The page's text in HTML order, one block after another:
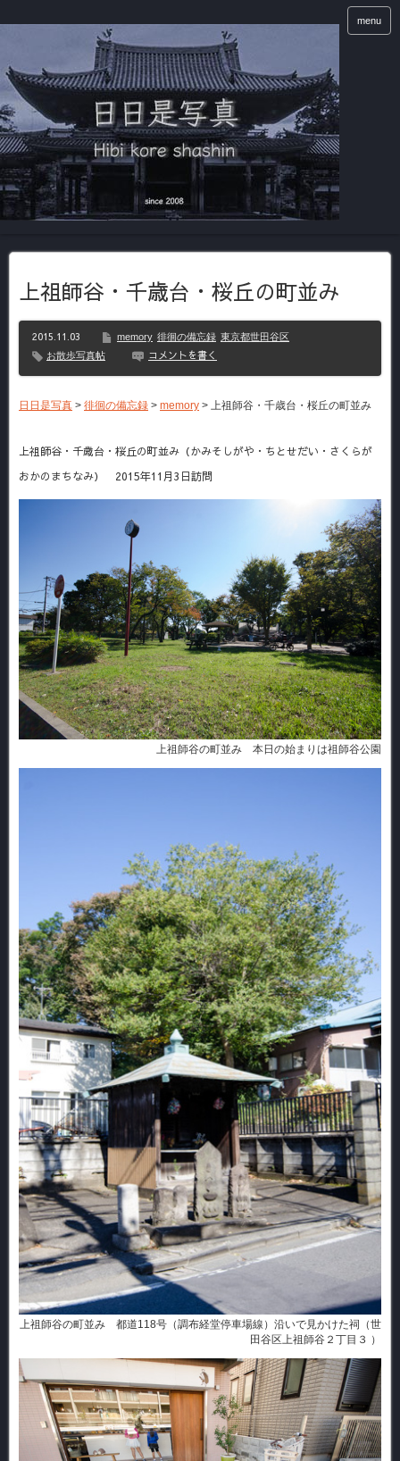
menu
上祖師谷・千歳台・桜丘の町並み
2015.11.03 memory 徘徊の備忘録 東京都世田谷区
お散歩写真帖
コメントを書く
日日是写真 > 徘徊の備忘録 > memory > 上祖師谷・千歳台・桜丘の町並み
上祖師谷・千歳台・桜丘の町並み（かみそしがや・ちとせだい・さくらが
おかのまちなみ） 2015年11月3日訪問
上祖師谷の町並み 本日の始まりは祖師谷公園
上祖師谷の町並み 都道118号（調布経堂停車場線）沿いで見かけた祠（世
田谷区上祖師谷２丁目３ ）